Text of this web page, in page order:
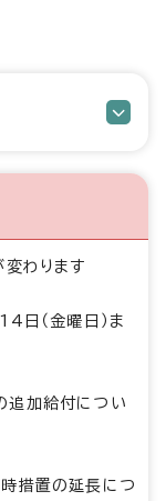
わります
日（金曜日）ま
追加給付につい
措置の延長につ